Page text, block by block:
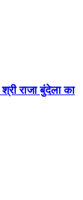
राजा बुंदेला का